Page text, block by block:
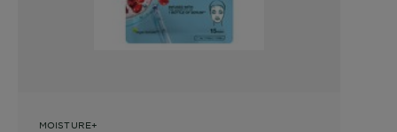
MOISTURE+